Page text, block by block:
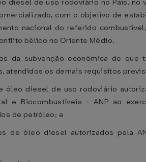
diesel de uso rodoviário no País, no
com o objetivo de
nacional do referido
bélico no Oriente Médio.
da subvenção econômica de que
atendidos os demais requisitos
óleo diesel de uso rodoviário
e Biocombustíveis - ANP ao
de petróleo; e
de óleo diesel autorizados pela